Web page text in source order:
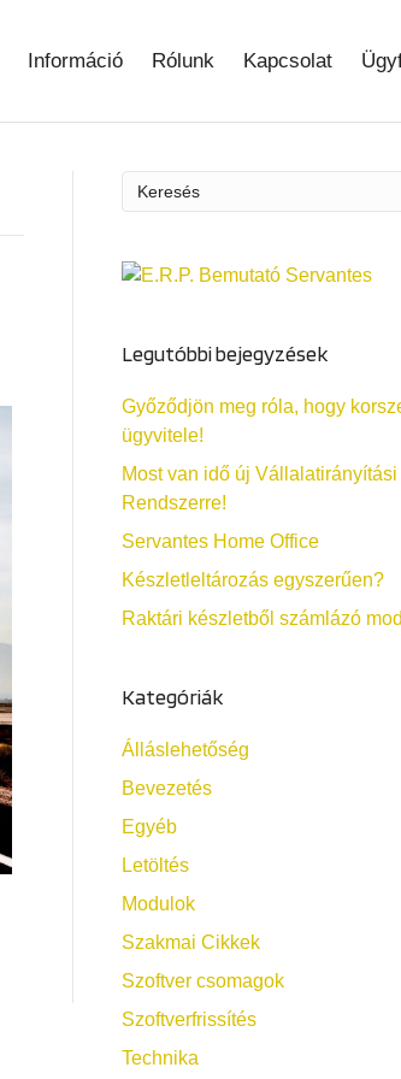
Információ Rólunk Kapcsolat
Legutóbbi bejegyzések
Győződjön meg róla, hogy
ügyvitele!
Most van idő új Vállalatirányítási
Rendszerre!
Servantes Home Office
Készletleltározás egyszerűen?
Raktári készletből számlázó
Kategóriák
Álláslehetőség
Bevezetés
Egyéb
Letöltés
Modulok
Szakmai Cikkek
Szoftver csomagok
Szoftverfrissítés
Technika